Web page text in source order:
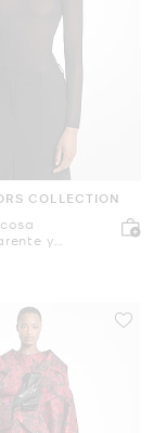
COLLECTION
y
cuello alto